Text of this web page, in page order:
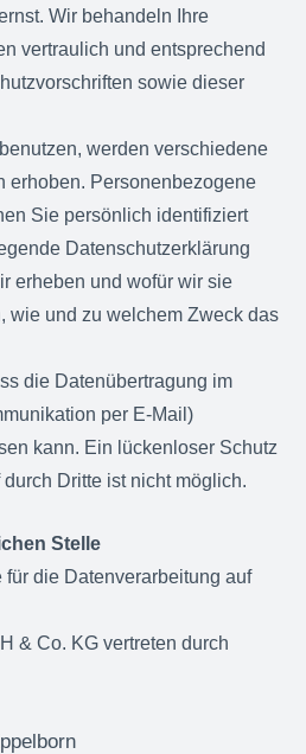
Wir behandeln Ihre
vertraulich und entsprechend
sowie dieser
werden verschiedene
erhoben. Personenbezogene
Sie persönlich identifiziert
Datenschutzerklärung
erheben und wofür wir sie
wie und zu welchem Zweck das
die Datenübertragung im
per E-Mail)
kann. Ein lückenloser Schutz
Dritte ist nicht möglich.
Stelle
die Datenverarbeitung auf
& Co. KG vertreten durch